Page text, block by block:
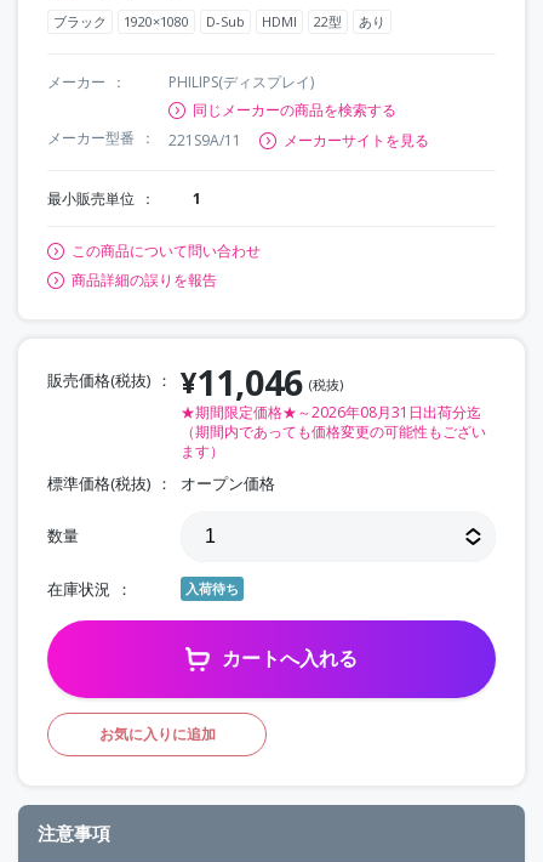
ブラック 1920×1080 D-Sub HDMI 22型 あり
メーカー
PHILIPS(ディスプレイ)
同じメーカーの商品を検索する
メーカー型番
221S9A/11 メーカーサイトを見る
最小販売単位 1
この商品について問い合わせ
商品詳細の誤りを報告
販売価格(税抜) ¥11,046 (税抜)
★期間限定価格★～2026年08月31日出荷分迄
（期間内であっても価格変更の可能性もござい
ます）
標準価格(税抜) オープン価格
数量
在庫状況 入荷待ち
カートへ入れる
お気に入りに追加
注意事項